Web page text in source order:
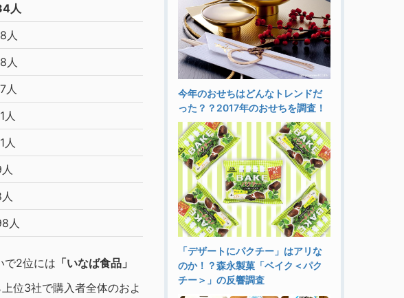
人
人
人
人
人
人
人
で2位には 「いなば食品」
位3社で購入者全体のおよ
今年のおせちはどんなトレンドだ
った？？2017年のおせちを調査！
「デザートにパクチー」はアリな
のか！？森永製菓「ベイク＜パク
チー＞」の反響調査